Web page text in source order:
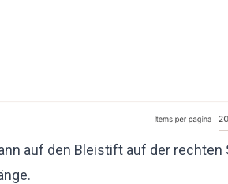
auf den Bleistift auf der